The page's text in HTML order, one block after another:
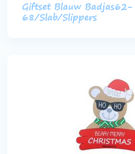
Giftset Blauw Badjas62-
68/Slab/Slippers